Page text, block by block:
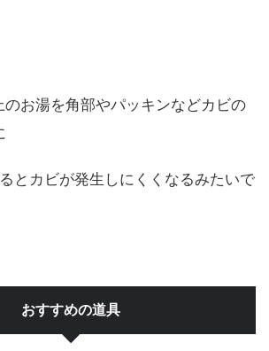
お湯を角部やパッキンなどカビの
とカビが発生しにくくなるみたいで
おすすめの道具